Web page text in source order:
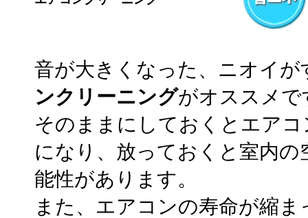
音が大きくなった、ニオイ
ンクリーニングがオススメで
そのままにしておくとエア
になり、放っておくと室内
能性があります。
また、エアコンの寿命が縮